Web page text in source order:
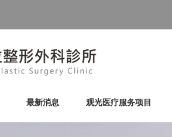
最新消息 观光医疗服务项目